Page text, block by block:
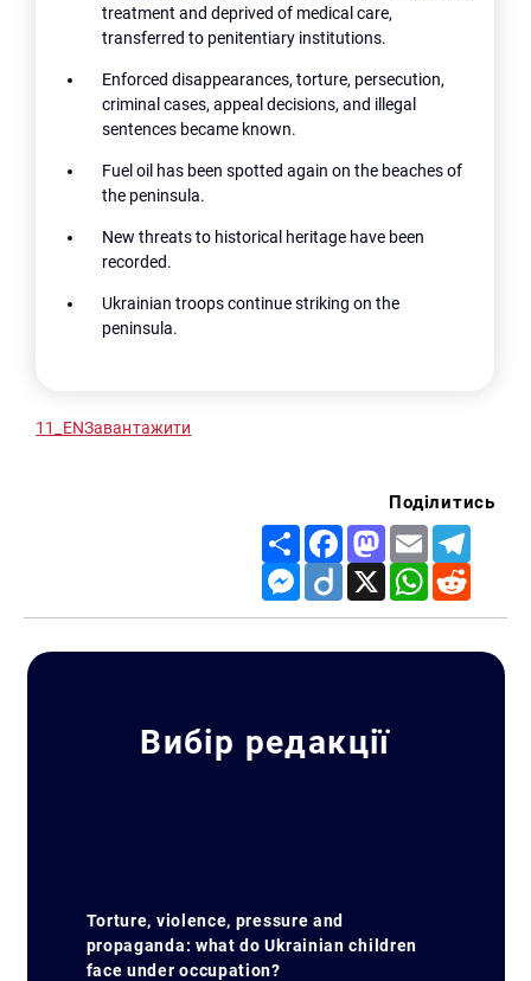
treatment and deprived of medical care,
transferred to penitentiary institutions.
Enforced disappearances, torture, persecution,
criminal cases, appeal decisions, and illegal
sentences became known.
Fuel oil has been spotted again on the beaches of
the peninsula.
New threats to historical heritage have been
recorded.
Ukrainian troops continue striking on the
peninsula.
11_ENЗавантажити
Поділитись
Share FacebookMastodon
Email
Messenger
Diigo X WhatsApp
Вибір редакції
Torture, violence, pressure and
propaganda: what do Ukrainian children
face under occupation?